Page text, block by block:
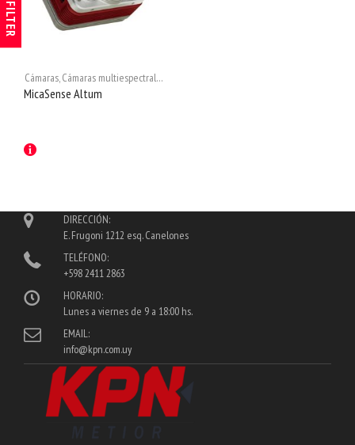
Cámaras,Cámaras multiespectrales
MicaSense Altum
FILTER
DIRECCIÓN:
E. Frugoni 1212 esq. Canelones
TELÉFONO:
+598 2411 2863
HORARIO:
Lunes a viernes de 9 a 18:00 hs.
EMAIL:
info@kpn.com.uy